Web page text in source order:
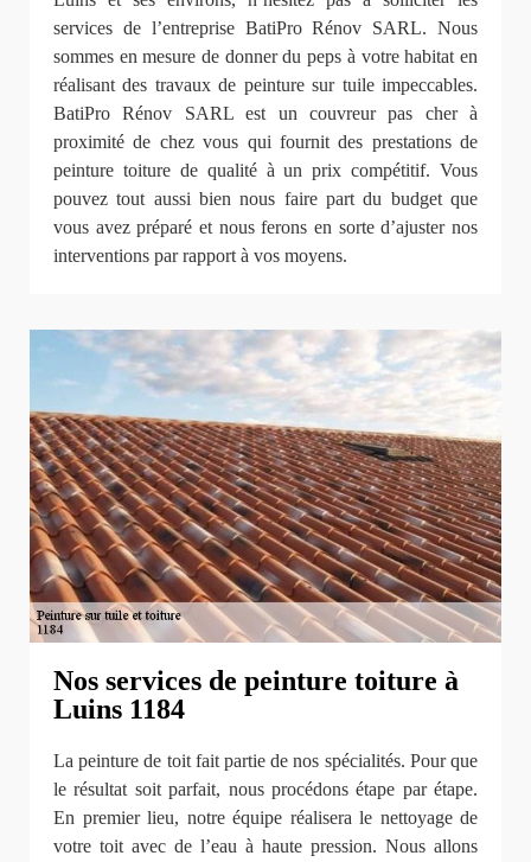
services de l’entreprise BatiPro Rénov SARL. Nous
sommes en mesure de donner du peps à votre habitat en
réalisant des travaux de peinture sur tuile impeccables.
BatiPro Rénov SARL est un couvreur pas cher à
proximité de chez vous qui fournit des prestations de
peinture toiture de qualité à un prix compétitif. Vous
pouvez tout aussi bien nous faire part du budget que
vous avez préparé et nous ferons en sorte d’ajuster nos
interventions par rapport à vos moyens.
Nos services de peinture toiture à
Luins 1184
La peinture de toit fait partie de nos spécialités. Pour que
le résultat soit parfait, nous procédons étape par étape.
En premier lieu, notre équipe réalisera le nettoyage de
votre toit avec de l’eau à haute pression. Nous allons